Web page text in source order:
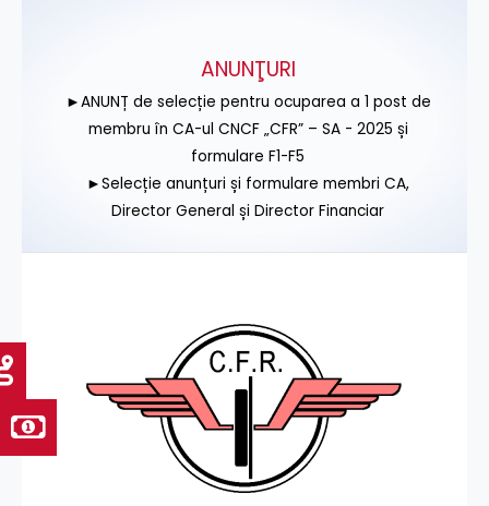
ANUNŢURI
►ANUNȚ de selecție pentru ocuparea a 1 post de
membru în CA-ul CNCF „CFR” – SA - 2025 și
formulare F1-F5
►Selecție anunțuri și formulare membri CA,
Director General și Director Financiar